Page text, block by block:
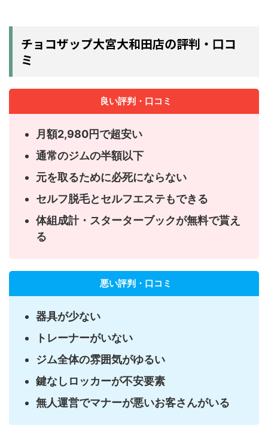
チョコザップ大宮大和田店の評判・口コ
ミ
良い評判・口コミ
月額2,980円で超安い
通常のジムの半額以下
元を取るために必死にならない
セルフ脱毛とセルフエステもできる
体組成計・スターターブックが無料で貰え
る
悪い評判・口コミ
器具が少ない
トレーナーがいない
ジム全体の雰囲気がゆるい
鍵なしロッカーが不安要素
無人運営でマナーが悪いお客さんがいる